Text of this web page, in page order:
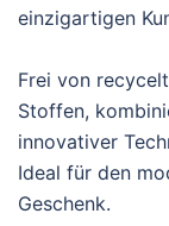
einzigartigen
Frei von
Stoffen,
innovativer
Ideal für den
Geschenk.